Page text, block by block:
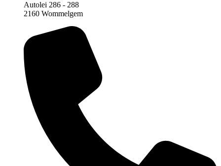
Autolei 286 - 288
2160 Wommelgem